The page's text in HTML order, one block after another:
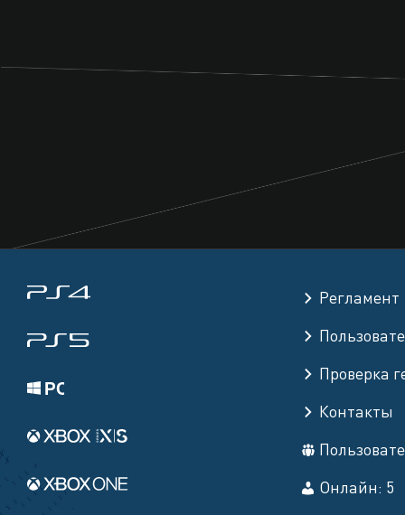
Регламент
Проверка
Контакты
Онлайн: 5